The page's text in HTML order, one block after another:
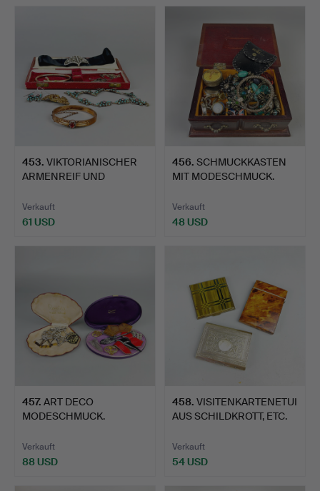
453. VIKTORIANISCHER
ARMENREIF UND
Verkauft
61 USD
456. SCHMUCKKASTEN
MIT MODESCHMUCK.
Verkauft
48 USD
457. ART DECO
MODESCHMUCK.
Verkauft
88 USD
458. VISITENKARTENETUI
AUS SCHILDKROTT, ETC.
Verkauft
54 USD